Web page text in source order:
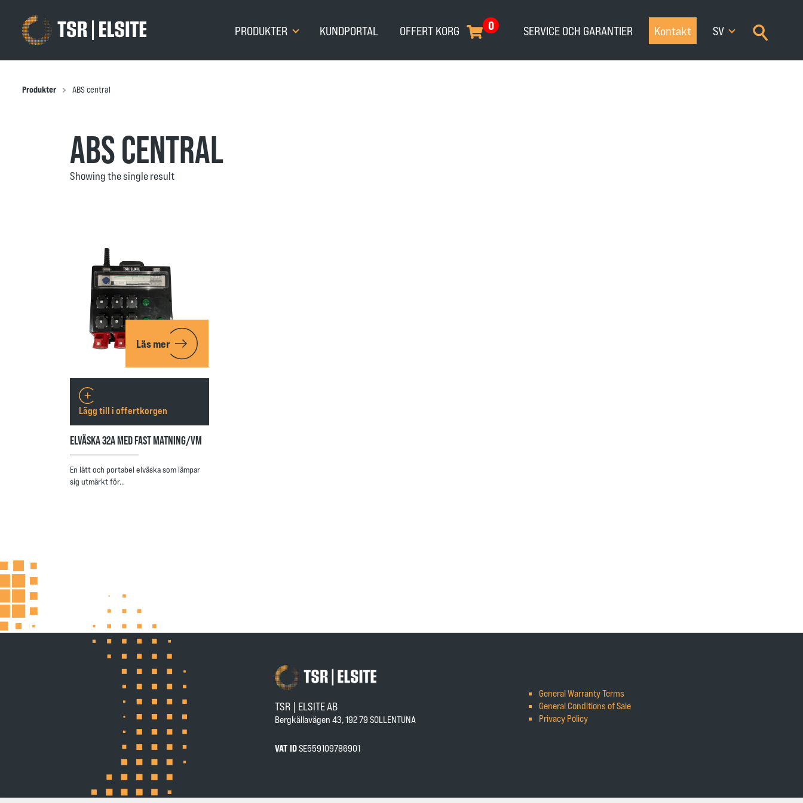
PRODUKTER KUNDPORTAL 0
OFFERT KORG SERVICE OCH GARANTIER Kontakt SV
Produkter ABS central
ABS CENTRAL
Showing the single result
Läs mer
ELVÄSKA 32A MED FAST MATNING/VM
En lätt och portabel elväska som lämpar
sig utmärkt för…
Lägg till i offertkorgen
TSR | ELSITE AB
Bergkällavägen 43, 192 79 SOLLENTUNA
VAT IDSE559109786901
General Warranty Terms
General Conditions of Sale
Privacy Policy